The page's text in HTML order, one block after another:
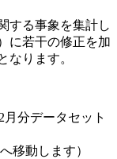
する事象を集計し
に若干の修正を加
なります。
分データセット
移動します）